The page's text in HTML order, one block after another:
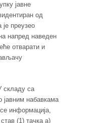
јавне
од
је преузео
напред наведен
отварати и
складу са
јавним набавкама
информација,
(1) тачка а)